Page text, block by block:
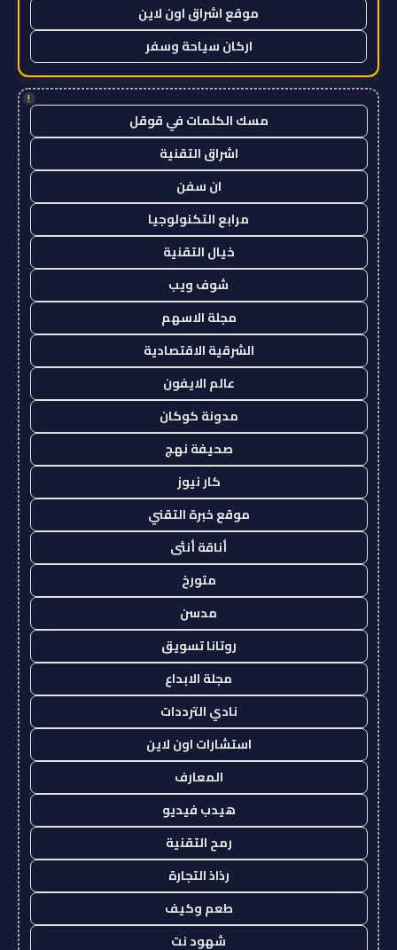
موقع اشراق اون لاين
اركان سياحة وسفر
!
مسك الكلمات في قوقل
اشراق التقنية
ان سفن
مرابع التكنولوجيا
خيال التقنية
شوف ويب
مجلة الاسهم
الشرقية الاقتصادية
عالم الايفون
مدونة كوكان
صحيفة نهج
كار نيوز
موقع خبرة التقني
أناقة أنثى
متورخ
مدسن
روتانا تسويق
مجلة الابداع
نادي الترددات
استشارات اون لاين
المعارف
هيدب فيديو
رمح التقنية
رذاذ التجارة
طعم وكيف
شهود نت